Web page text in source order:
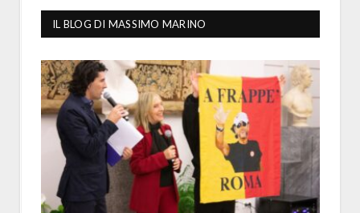
IL BLOG DI MASSIMO MARINO